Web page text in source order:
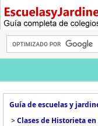
Guía de escuelas y
>Clases de Historieta